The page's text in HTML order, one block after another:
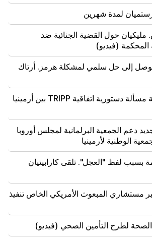
تقوم أوكرانيا بتطوير نظام الصواريخ
بحلول عام 2027
جورجيا مفتوحة لجميع السياح، بما في ذلك
فانس خلفًا له
لمدة شهرين
حول القضية الجنائية ضد
(فيديو)
إلى حل سلمي لمشكلة هرمز. أرتاك
قبلت اللجنة المركزية مسألة دستورية اتفاقية TRIPP بين أرمينيا
دعم الجمعية البرلمانية لمجلس أوروبا
الوطنية لأرمينيا
بسبب لفظ "العجل". تلقى كارابيتيان
مستشاري المبعوث الأمريكي الخاص تنفيذ
لطرح التأمين الصحي (فيديو)